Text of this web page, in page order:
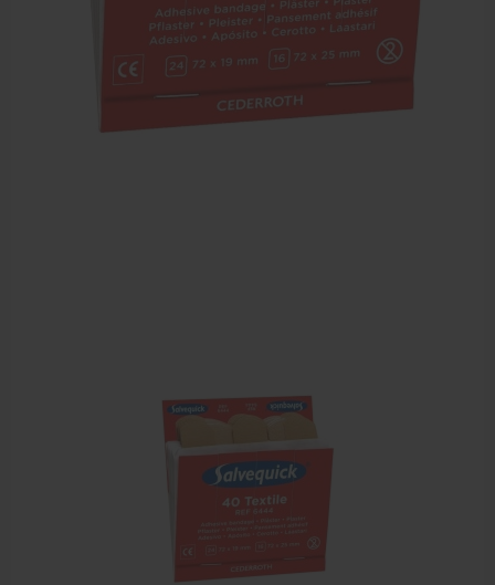
Desinfectie middelen
Handschoenen en bescherming
Medische hulpmiddelen
Veiligheidshesjes